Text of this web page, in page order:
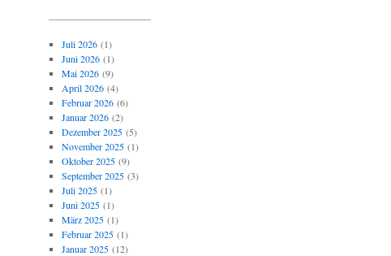
Juli 2026(1)
Juni 2026(1)
Mai 2026(9)
April 2026(4)
Februar 2026(6)
Januar 2026(2)
Dezember 2025(5)
November 2025(1)
Oktober 2025(9)
September 2025(3)
Juli 2025(1)
Juni 2025(1)
März 2025(1)
Februar 2025(1)
Januar 2025(12)